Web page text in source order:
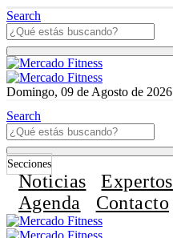
Search
Domingo, 09 de Agosto de 2026
Search
Secciones
Noticias Expertos
Agenda
Contacto